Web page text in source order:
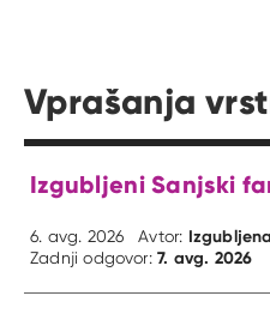
Vprašanja
Izgubljeni Sanjski
6. avg. 2026 Avtor: Izgubljena
Zadnji odgovor:7. avg. 2026